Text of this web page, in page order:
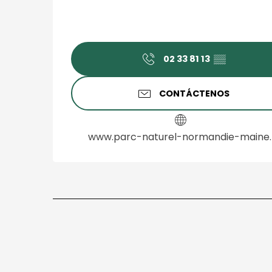
02 33 81 13 ▒▒
CONTÁCTENOS
www.parc-naturel-normandie-